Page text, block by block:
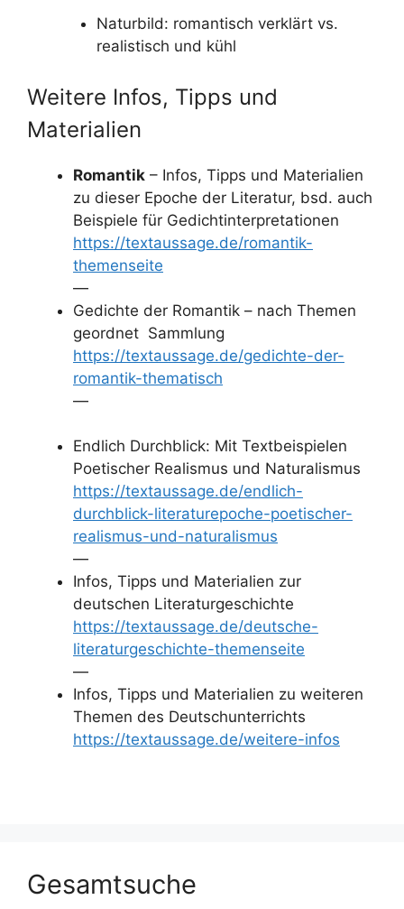
Naturbild: romantisch verklärt vs.
realistisch und kühl
Weitere Infos, Tipps und
Materialien
Romantik – Infos, Tipps und Materialien
zu dieser Epoche der Literatur, bsd. auch
Beispiele für Gedichtinterpretationen
https://textaussage.de/romantik-
themenseite
—
Gedichte der Romantik – nach Themen
geordnet Sammlung
https://textaussage.de/gedichte-der-
romantik-thematisch
—
Endlich Durchblick: Mit Textbeispielen
Poetischer Realismus und Naturalismus
https://textaussage.de/endlich-
durchblick-literaturepoche-poetischer-
realismus-und-naturalismus
—
Infos, Tipps und Materialien zur
deutschen Literaturgeschichte
https://textaussage.de/deutsche-
literaturgeschichte-themenseite
—
Infos, Tipps und Materialien zu weiteren
Themen des Deutschunterrichts
https://textaussage.de/weitere-infos
Gesamtsuche